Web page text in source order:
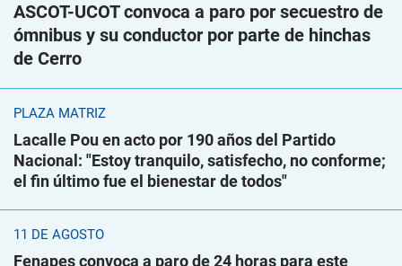
ASCOT-UCOT convoca a paro por secuestro de
ómnibus y su conductor por parte de hinchas
de Cerro
PLAZA MATRIZ
Lacalle Pou en acto por 190 años del Partido
Nacional: "Estoy tranquilo, satisfecho, no conforme;
el fin último fue el bienestar de todos"
11 DE AGOSTO
Fenapes convoca a paro de 24 horas para este